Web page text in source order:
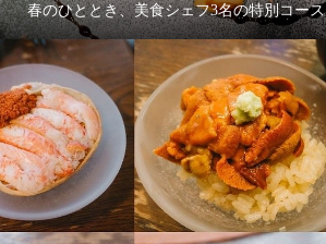
春のひととき、美食シェフ3名の特別コース